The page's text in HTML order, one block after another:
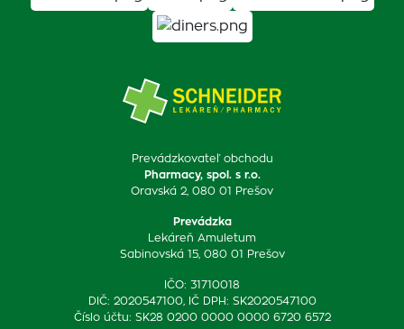
Prevádzkovateľ obchodu
Pharmacy, spol. s r.o.
Oravská 2, 080 01 Prešov
Prevádzka
Lekáreň Amuletum
Sabinovská 15, 080 01 Prešov
IČO: 31710018
DIČ: 2020547100, IČ DPH: SK2020547100
Číslo účtu: SK28 0200 0000 0000 6720 6572